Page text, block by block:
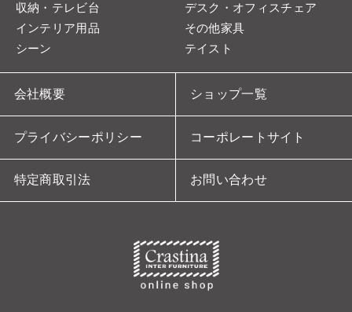
会社概要 ショップ一覧
プライバシーポリシー コーポレートサイト
特定商取引法 お問い合わせ
収納・テレビ台
デスク・オフィスチェア
インテリア用品
その他家具
シーン
テイスト